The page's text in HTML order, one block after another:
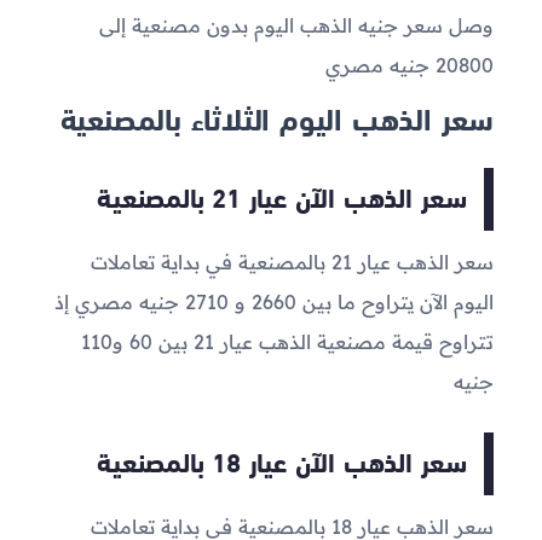
وصل سعر جنيه الذهب اليوم بدون مصنعية إلى
20800 جنيه مصري
سعر الذهب اليوم الثلاثاء بالمصنعية
سعر الذهب الآن عيار 21 بالمصنعية
سعر الذهب عيار 21 بالمصنعية في بداية تعاملات
اليوم الآن يتراوح ما بين 2660 و 2710 جنيه مصري إذ
تتراوح قيمة مصنعية الذهب عيار 21 بين 60 و110
جنيه
سعر الذهب الآن عيار 18 بالمصنعية
سعر الذهب عيار 18 بالمصنعية في بداية تعاملات